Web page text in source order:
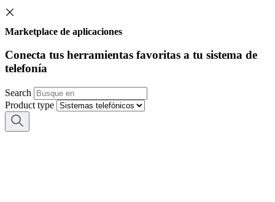
Marketplace de aplicaciones
Conecta tus herramientas favoritas a tu sistema de
telefonía
Search
Product type